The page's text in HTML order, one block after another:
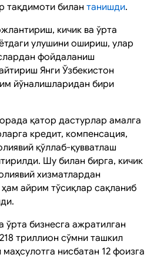
тақдимоти билан танишди.
кичик ва ўрта
улушини ошириш, улар
фойдаланиш
Янги Ўзбекистон
йўналишларидан бири
қатор дастурлар амалга
кредит, компенсация,
қўллаб-қувватлаш
Шу билан бирга, кичик
хизматлардан
айрим тўсиқлар сақланиб
ўрта бизнесга ажратилган
триллион сўмни ташкил
нисбатан 12 фоизга